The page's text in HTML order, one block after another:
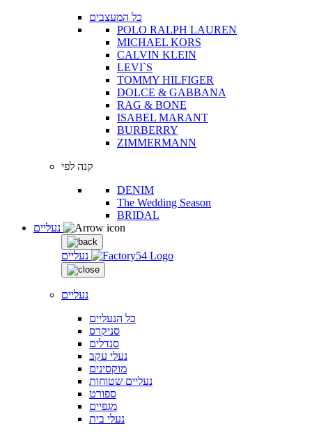
כל המעצבים
POLO RALPH LAUREN
MICHAEL KORS
CALVIN KLEIN
LEVI`S
TOMMY HILFIGER
DOLCE & GABBANA
RAG & BONE
ISABEL MARANT
BURBERRY
ZIMMERMANN
קנה לפי
DENIM
The Wedding Season
BRIDAL
נעליים
נעליים
כל הנעליים
סניקרס
סנדלים
נעלי עקב
מוקסינים
נעליים שטוחות
ספורט
מגפיים
נעלי בית